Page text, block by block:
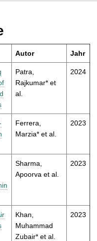
Autor Jahr
Patra,
Rajkumar* et
al.
2024
Ferrera,
Marzia* et al.
2023
Sharma,
Apoorva et al.
2023
Khan,
Muhammad
Zubair* et al.
2023